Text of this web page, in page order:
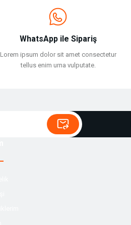
WhatsApp ile Sipariş
Lorem ipsum dolor sit amet consectetur
tellus enim urna vulputate.